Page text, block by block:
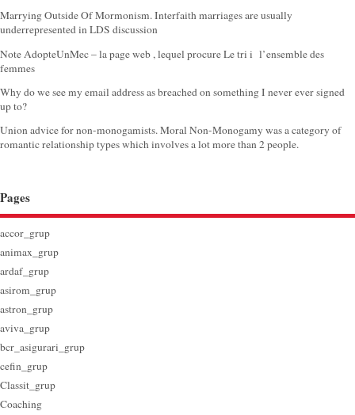
Marrying Outside Of Mormonism. Interfaith marriages are usually
underrepresented in LDS discussion
Note AdopteUnMec – la page web , lequel procure Le tri i l’ensemble des
femmes
Why do we see my email address as breached on something I never ever signed
up to?
Union advice for non-monogamists. Moral Non-Monogamy was a category of
romantic relationship types which involves a lot more than 2 people.
Pages
accor_grup
animax_grup
ardaf_grup
asirom_grup
astron_grup
aviva_grup
bcr_asigurari_grup
cefin_grup
Classit_grup
Coaching